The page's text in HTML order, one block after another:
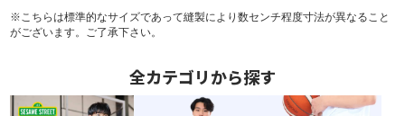
※こちらは標準的なサイズであって縫製により数センチ程度寸法が異なること
がございます。ご了承下さい。
全カテゴリから探す